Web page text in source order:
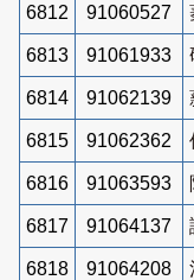
6812 91060527
6813 91061933
6814 91062139
6815 91062362
6816 91063593
6817 91064137
6818 91064208